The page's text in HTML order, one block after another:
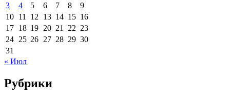
3
4 5 6 7 8
9
10 11 12 13 14 15 16
17 18 19 20 21 22 23
24 25 26 27 28 29 30
31
« Июл
Рубрики